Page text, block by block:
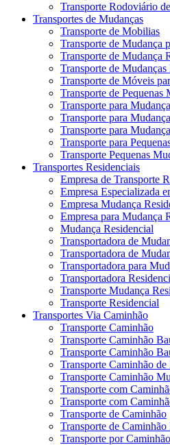
Transporte Rodoviário
Transportes de Mudanças
Transporte de Mobilias
Transporte de Mudança
Transporte de Mudança
Transporte de Mudanças
Transporte de Móveis
Transporte de Pequenas
Transporte para Mudança
Transporte para
Transporte para
Transporte para
Transporte Pequenas
Transportes Residenciais
Empresa de Transporte
Empresa Especializada
Empresa Mudança
Empresa para Mudança
Mudança Residencial
Transportadora de
Transportadora de
Transportadora para
Transportadora
Transporte Mudança
Transporte Residencial
Transportes Via Caminhão
Transporte Caminhão
Transporte Caminhão
Transporte Caminhão
Transporte Caminhão de
Transporte Caminhão
Transporte com
Transporte com
Transporte de Caminhão
Transporte de Caminhão
Transporte por Caminhão